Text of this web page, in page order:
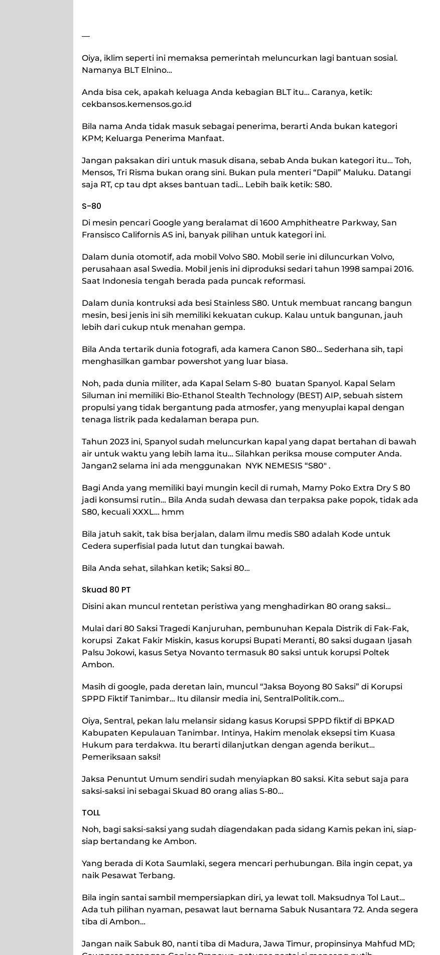
—
Oiya, iklim seperti ini memaksa pemerintah meluncurkan lagi bantuan sosial.
Namanya BLT Elnino…
Anda bisa cek, apakah keluaga Anda kebagian BLT itu… Caranya, ketik:
cekbansos.kemensos.go.id
Bila nama Anda tidak masuk sebagai penerima, berarti Anda bukan kategori
KPM; Keluarga Penerima Manfaat.
Jangan paksakan diri untuk masuk disana, sebab Anda bukan kategori itu… Toh,
Mensos, Tri Risma bukan orang sini. Bukan pula menteri “Dapil” Maluku. Datangi
saja RT, cp tau dpt akses bantuan tadi… Lebih baik ketik: S80.
S-80
Di mesin pencari Google yang beralamat di 1600 Amphitheatre Parkway, San
Fransisco Californis AS ini, banyak pilihan untuk kategori ini.
Dalam dunia otomotif, ada mobil Volvo S80. Mobil serie ini diluncurkan Volvo,
perusahaan asal Swedia. Mobil jenis ini diproduksi sedari tahun 1998 sampai 2016.
Saat Indonesia tengah berada pada puncak reformasi.
Dalam dunia kontruksi ada besi Stainless S80. Untuk membuat rancang bangun
mesin, besi jenis ini sih memiliki kekuatan cukup. Kalau untuk bangunan, jauh
lebih dari cukup ntuk menahan gempa.
Bila Anda tertarik dunia fotografi, ada kamera Canon S80… Sederhana sih, tapi
menghasilkan gambar powershot yang luar biasa.
Noh, pada dunia militer, ada Kapal Selam S-80 buatan Spanyol. Kapal Selam
Siluman ini memiliki Bio-Ethanol Stealth Technology (BEST) AIP, sebuah sistem
propulsi yang tidak bergantung pada atmosfer, yang menyuplai kapal dengan
tenaga listrik pada kedalaman berapa pun.
Tahun 2023 ini, Spanyol sudah meluncurkan kapal yang dapat bertahan di bawah
air untuk waktu yang lebih lama itu… Silahkan periksa mouse computer Anda.
Jangan2 selama ini ada menggunakan NYK NEMESIS “S80″ .
Bagi Anda yang memiliki bayi mungin kecil di rumah, Mamy Poko Extra Dry S 80
jadi konsumsi rutin… Bila Anda sudah dewasa dan terpaksa pake popok, tidak ada
S80, kecuali XXXL… hmm
Bila jatuh sakit, tak bisa berjalan, dalam ilmu medis S80 adalah Kode untuk
Cedera superfisial pada lutut dan tungkai bawah.
Bila Anda sehat, silahkan ketik; Saksi 80…
Skuad 80 PT
Disini akan muncul rentetan peristiwa yang menghadirkan 80 orang saksi…
Mulai dari 80 Saksi Tragedi Kanjuruhan, pembunuhan Kepala Distrik di Fak-Fak,
korupsi Zakat Fakir Miskin, kasus korupsi Bupati Meranti, 80 saksi dugaan Ijasah
Palsu Jokowi, kasus Setya Novanto termasuk 80 saksi untuk korupsi Poltek
Ambon.
Masih di google, pada deretan lain, muncul “Jaksa Boyong 80 Saksi” di Korupsi
SPPD Fiktif Tanimbar… Itu dilansir media ini, SentralPolitik.com…
Oiya, Sentral, pekan lalu melansir sidang kasus Korupsi SPPD fiktif di BPKAD
Kabupaten Kepulauan Tanimbar. Intinya, Hakim menolak eksepsi tim Kuasa
Hukum para terdakwa. Itu berarti dilanjutkan dengan agenda berikut…
Pemeriksaan saksi!
Jaksa Penuntut Umum sendiri sudah menyiapkan 80 saksi. Kita sebut saja para
saksi-saksi ini sebagai Skuad 80 orang alias S-80…
TOLL
Noh, bagi saksi-saksi yang sudah diagendakan pada sidang Kamis pekan ini, siap-
siap bertandang ke Ambon.
Yang berada di Kota Saumlaki, segera mencari perhubungan. Bila ingin cepat, ya
naik Pesawat Terbang.
Bila ingin santai sambil mempersiapkan diri, ya lewat toll. Maksudnya Tol Laut…
Ada tuh pilihan nyaman, pesawat laut bernama Sabuk Nusantara 72. Anda segera
tiba di Ambon…
Jangan naik Sabuk 80, nanti tiba di Madura, Jawa Timur, propinsinya Mahfud MD;